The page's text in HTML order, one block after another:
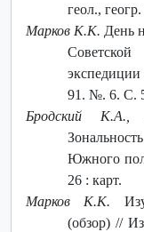
геол.,
Марков К.К. День
91. №. 6. С.
Бродский
Южного
26 : карт.
Марков К.К.
(обзор) //